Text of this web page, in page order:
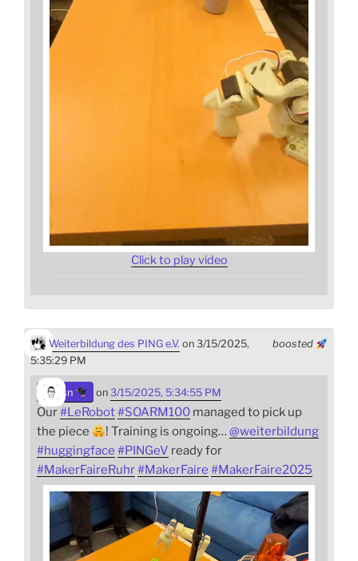
Click to play video
boosted
Weiterbildung des PING e.V. on 3/15/2025,
5:35:29 PM
sn on 3/15/2025, 5:34:55 PM
Our#LeRobot#SOARM100 managed to pick up
the piece
! Training is ongoing…@weiterbildung
#huggingface #PINGeV ready for
#MakerFaireRuhr#MakerFaire #MakerFaire2025